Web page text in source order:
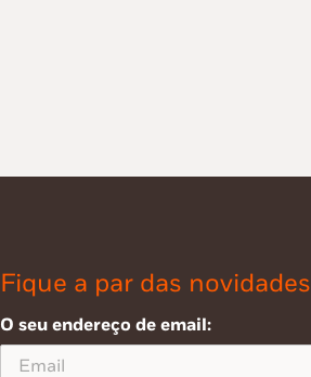
Fique a par das novidades
O seu endereço de email: